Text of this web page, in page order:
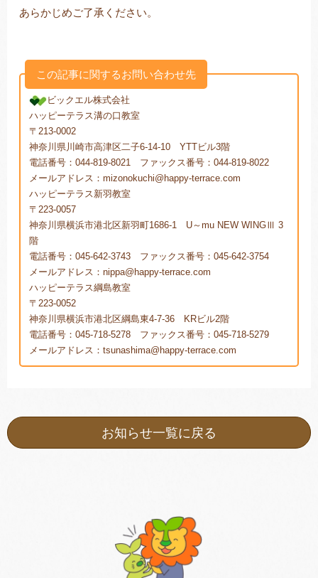
あらかじめご了承ください。
この記事に関するお問い合わせ先
ビックエル株式会社
ハッピーテラス溝の口教室
〒213-0002
神奈川県川崎市高津区二子6-14-10 YTTビル3階
電話番号：044-819-8021 ファックス番号：044-819-8022
メールアドレス：mizonokuchi@happy-terrace.com
ハッピーテラス新羽教室
〒223-0057
神奈川県横浜市港北区新羽町1686-1 U～mu NEW WINGⅢ 3
階
電話番号：045-642-3743 ファックス番号：045-642-3754
メールアドレス：nippa@happy-terrace.com
ハッピーテラス綱島教室
〒223-0052
神奈川県横浜市港北区綱島東4-7-36 KRビル2階
電話番号：045-718-5278 ファックス番号：045-718-5279
メールアドレス：tsunashima@happy-terrace.com
お知らせ一覧に戻る